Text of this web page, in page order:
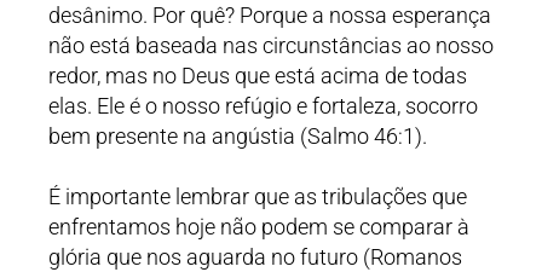
desânimo. Por quê? Porque a nossa esperança
não está baseada nas circunstâncias ao nosso
redor, mas no Deus que está acima de todas
elas. Ele é o nosso refúgio e fortaleza, socorro
bem presente na angústia (Salmo 46:1).
É importante lembrar que as tribulações que
enfrentamos hoje não podem se comparar à
glória que nos aguarda no futuro (Romanos